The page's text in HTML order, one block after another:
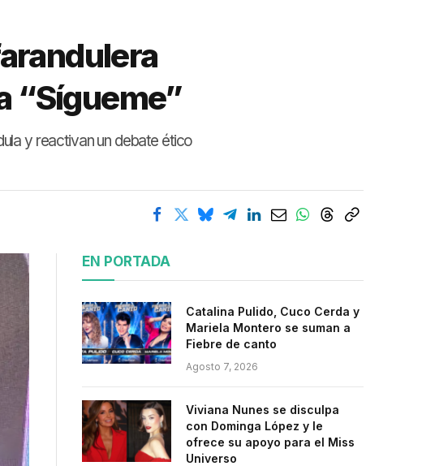
“Sígueme”
y reactivan un debate ético
EN PORTADA
Catalina Pulido, Cuco Cerda y
Mariela Montero se suman a
Fiebre de canto
Agosto 7, 2026
Viviana Nunes se disculpa
con Dominga López y le
ofrece su apoyo para el Miss
Universo